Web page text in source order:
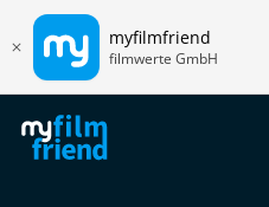
myfilmfriend
filmwerte GmbH